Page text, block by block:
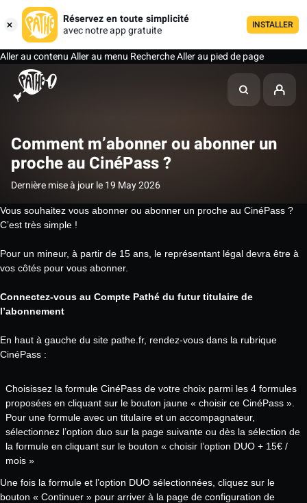
Réservez en toute simplicité
avec notre app gratuite
INSTALLER
Aller au contenuAller au menu RechercheAller au pied de page
Comment m’abonner ou abonner un
proche au CinéPass ?
Dernière mise à jour le 19 May 2026
Vous souhaitez vous abonner ou abonner un proche au CinéPass ?
C’est très simple !
Pour un mineur, à partir de 15 ans, le représentant légal devra être à
vos côtés pour vous abonner.
Connectez-vous au Compte Pathé du futur titulaire de
l’abonnement
En haut à gauche du site pathe.fr, rendez-vous dans la rubrique
CinéPass :
Choisissez la formule CinéPass de votre choix parmi les 4 formules
proposées en cliquant sur le bouton jaune « choisir ce CinéPass ».
Pour une formule avec un titulaire et un accompagnateur,
sélectionnez l’option duo sur la page suivante ou dès la sélection de
la formule en cliquant sur le bouton « choisir l’option DUO + 15€ /
mois »
Une fois la formule et l’option DUO sélectionnées, cliquez sur le
bouton « Continuer » pour arriver à la page de configuration de